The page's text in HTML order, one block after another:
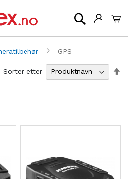
Søk
GPS
Sorter etter